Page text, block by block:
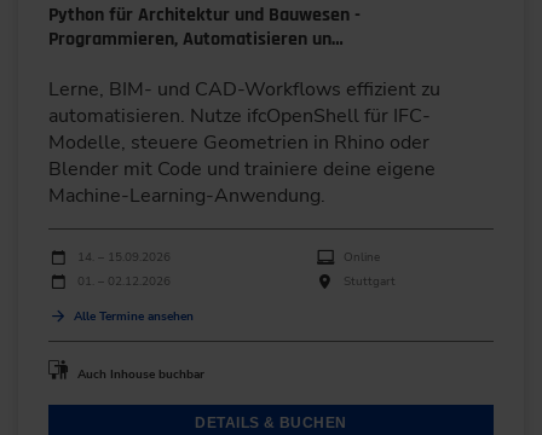
Python für Architektur und Bauwesen -
Programmieren, Automatisieren un…
Lerne, BIM- und CAD-Workflows effizient zu
automatisieren. Nutze ifcOpenShell für IFC-
Modelle, steuere Geometrien in Rhino oder
Blender mit Code und trainiere deine eigene
Machine-Learning-Anwendung.
Durchführungen
Veranstaltungsdatum
14. – 15.09.2026
Online
01. – 02.12.2026
Stuttgart
Alle Termine ansehen
Auch Inhouse buchbar
DETAILS & BUCHEN